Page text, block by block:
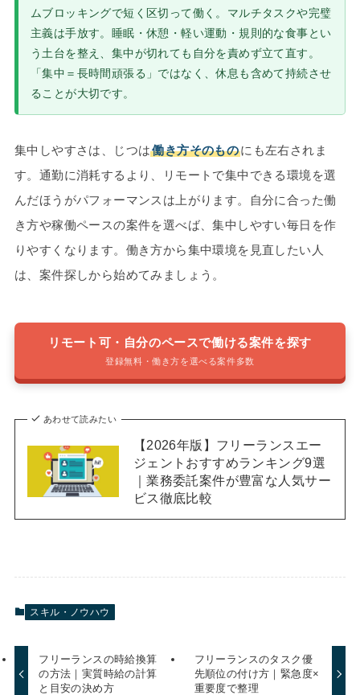
ムブロッキングで短く区切って働く。マルチタスクや完璧
主義は手放す。睡眠・休憩・軽い運動・規則的な食事とい
う土台を整え、集中が切れても自分を責めず立て直す。
「集中＝長時間頑張る」ではなく、休息も含めて持続させ
ることが大切です。
集中しやすさは、じつは働き方そのものにも左右されま
す。通勤に消耗するより、リモートで集中できる環境を選
んだほうがパフォーマンスは上がります。自分に合った働
き方や稼働ペースの案件を選べば、集中しやすい毎日を作
りやすくなります。働き方から集中環境を見直したい人
は、案件探しから始めてみましょう。
リモート可・自分のペースで働ける案件を探す
登録無料・働き方を選べる案件多数
あわせて読みたい
【2026年版】フリーランスエー
ジェントおすすめランキング9選
｜業務委託案件が豊富な人気サー
ビス徹底比較
スキル・ノウハウ
フリーランスの時給換算
の方法｜実質時給の計算
と目安の決め方
フリーランスのタスク優
先順位の付け方｜緊急度×
重要度で整理